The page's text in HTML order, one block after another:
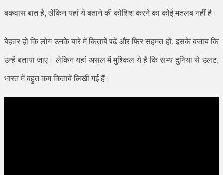
बकवास बात है, लेकिन यहां ये बताने की कोशिश करने का कोई मतलब नहीं है।
बेहतर हो कि लोग उनके बारे में किताबें पढ़ें और फिर सहमत हों, इसके बजाय कि
उन्हें बताया जाए। लेकिन यहां असल में मुश्किल ये है कि सभ्य दुनिया से उलट,
भारत में बहुत कम किताबें लिखी गई हैं।